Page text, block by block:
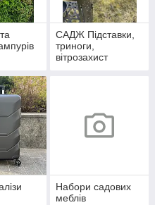
САДЖ Підставки,
триноги,
вітрозахист
Набори садових
меблів